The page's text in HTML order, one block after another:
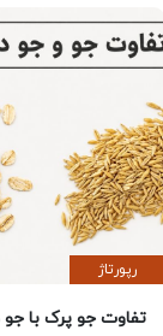
رپورتاژ
تفاوت جو پرک با